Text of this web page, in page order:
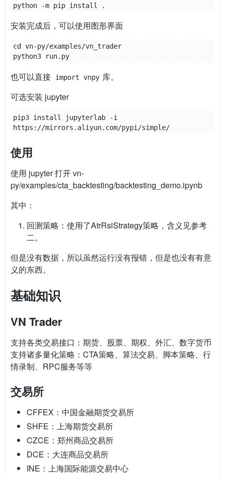
安装完成后，可以使用图形界面
cd vn-py/examples/vn_trader
也可以直接 import vnpy 库。
可选安装 jupyter
pip3 install jupyterlab -i
使用
使用 jupyter 打开 vn-
py/examples/cta_backtesting/backtesting_demo.ipynb
其中：
回测策略：使用了AtrRsiStrategy策略，含义见参考
二。
但是没有数据，所以虽然运行没有报错，但是也没有有意
义的东西。
基础知识
VN Trader
支持各类交易接口：期货、股票、期权、外汇、数字货币
支持诸多量化策略：CTA策略、算法交易、脚本策略、行
情录制、RPC服务等等
交易所
CFFEX：中国金融期货交易所
SHFE：上海期货交易所
CZCE：郑州商品交易所
DCE：大连商品交易所
INE：上海国际能源交易中心